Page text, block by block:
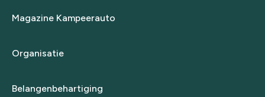
Magazine Kampeerauto
Organisatie
Belangenbehartiging